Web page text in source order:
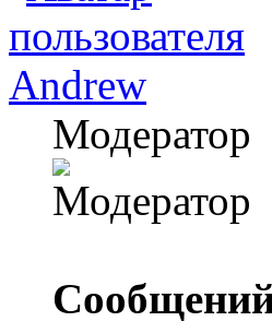
Andrew
Модератор